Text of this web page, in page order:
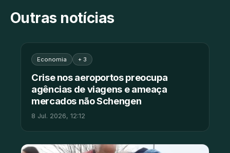
Outras notícias
Economia + 3
Crise nos aeroportos preocupa
agências de viagens e ameaça
mercados não Schengen
8 Jul. 2026, 12:12